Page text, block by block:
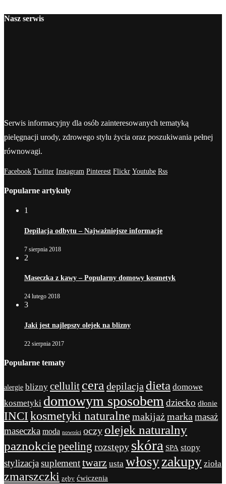
Nasz serwis
Serwis informacyjny dla osób zainteresowanych tematyką
pielęgnacji urody, zdrowego stylu życia oraz poszukiwania pełnej
równowagi.
Facebook Twitter Instagram Pinterest Flickr Youtube Rss
Popularne artykuły
1
Depilacja odbytu – Najważniejsze informacje
7 sierpnia 2018
2
Maseczka z kawy – Popularny domowy kosmetyk
24 lutego 2018
3
Jaki jest najlepszy olejek na blizny
22 sierpnia 2017
Popularne tematy
alergie blizny cellulit ceradepilacja dieta domowe
kosmetyki domowym sposobemdziecko dłonie
INCI kosmetyki naturalne makijażmarkamasaż
maseczka moda nowości oczy olejek naturalny
paznokciepeeling rozstępy skóra SPA stopy
stylizacjasuplementtwarz usta włosyzakupy zioła
zmarszczki zęby ćwiczenia